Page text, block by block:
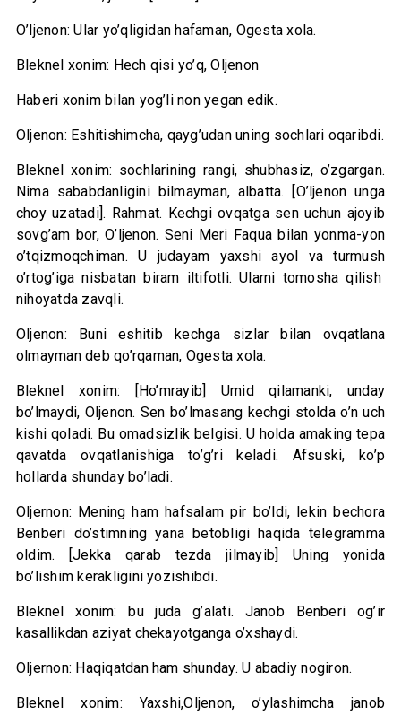
O’ljenon: Ular yo’qligidan hafaman, Ogesta xola.
Bleknel xonim: Hech qisi yo’q, Oljenon
Haberi xonim bilan yog’li non yegan edik.
Oljenon: Eshitishimcha, qayg’udan uning sochlari oqaribdi.
Bleknel xonim: sochlarining rangi, shubhasiz, o’zgargan.
Nima sababdanligini bilmayman, albatta. [O’ljenon unga
choy uzatadi]. Rahmat. Kechgi ovqatga sen uchun ajoyib
sovg’am bor, O’ljenon. Seni Meri Faqua bilan yonma-yon
o’tqizmoqchiman. U judayam yaxshi ayol va turmush
o’rtog’iga nisbatan biram iltifotli. Ularni tomosha qilish
nihoyatda zavqli.
Oljenon: Buni eshitib kechga sizlar bilan ovqatlana
olmayman deb qo’rqaman, Ogesta xola.
Bleknel xonim: [Ho’mrayib] Umid qilamanki, unday
bo’lmaydi, Oljenon. Sen bo’lmasang kechgi stolda o’n uch
kishi qoladi. Bu omadsizlik belgisi. U holda amaking tepa
qavatda ovqatlanishiga to’g’ri keladi. Afsuski, ko’p
hollarda shunday bo’ladi.
Oljernon: Mening ham hafsalam pir bo’ldi, lekin bechora
Benberi do’stimning yana betobligi haqida telegramma
oldim. [Jekka qarab tezda jilmayib] Uning yonida
bo’lishim kerakligini yozishibdi.
Bleknel xonim: bu juda g’alati. Janob Benberi og’ir
kasallikdan aziyat chekayotganga o’xshaydi.
Oljernon: Haqiqatdan ham shunday. U abadiy nogiron.
Bleknel xonim: Yaxshi,Oljenon, o’ylashimcha janob